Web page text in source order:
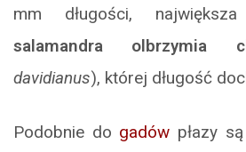
mm długości,
salamandra olbrzymia
davidianus), której długość
Podobnie do gadów płazy